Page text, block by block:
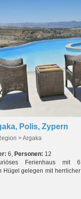
Polis, Zypern
> Argaka
6, Personen: 12
Ferienhaus mit 6
Hügel gelegen mit herrlicher